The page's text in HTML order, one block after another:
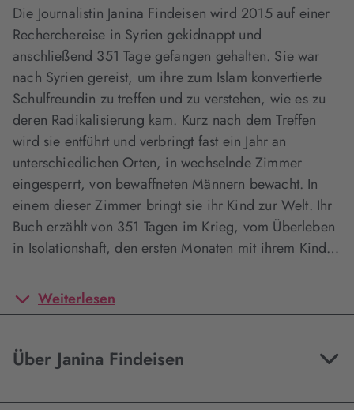
Die Journalistin Janina Findeisen wird 2015 auf einer
Recherchereise in Syrien gekidnappt und
anschließend 351 Tage gefangen gehalten. Sie war
nach Syrien gereist, um ihre zum Islam konvertierte
Schulfreundin zu treffen und zu verstehen, wie es zu
deren Radikalisierung kam. Kurz nach dem Treffen
wird sie entführt und verbringt fast ein Jahr an
unterschiedlichen Orten, in wechselnde Zimmer
eingesperrt, von bewaffneten Männern bewacht. In
einem dieser Zimmer bringt sie ihr Kind zur Welt. Ihr
Buch erzählt von 351 Tagen im Krieg, vom Überleben
in Isolationshaft, den ersten Monaten mit ihrem Kind…
Weiterlesen
Über Janina Findeisen